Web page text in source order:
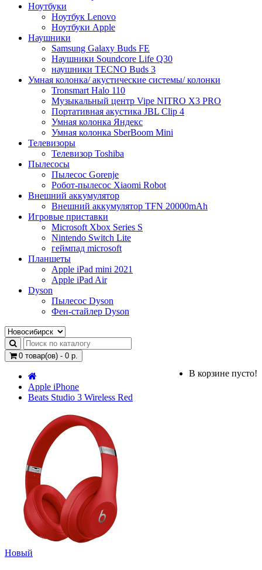
Ноутбуки
Ноутбук Lenovo
Ноутбуки Apple
Наушники
Samsung Galaxy Buds FE
Наушники Soundcore Life Q30
наушники TECNO Buds 3
Умная колонка/ акустические системы/ колонки
Tronsmart Halo 110
Музыкальный центр Vipe NITRO X3 PRO
Портативная акустика JBL Clip 4
Умная колонка Яндекс
Умная колонка SberBoom Mini
Телевизоры
Телевизор Toshiba
Пылесосы
Пылесос Gorenje
Робот-пылесос Xiaomi Robot
Внешний аккумулятор
Внешний аккумулятор TFN 20000mAh
Игровые приставки
Microsoft Xbox Series S
Nintendo Switch Lite
геймпад microsoft
Планшеты
Apple iPad mini 2021
Apple iPad Air
Dyson
Пылесос Dyson
Фен-стайлер Dyson
0 товар(ов) - 0 р.
В корзине пусто!
Apple iPhone
Beats Studio 3 Wireless Red
Новый